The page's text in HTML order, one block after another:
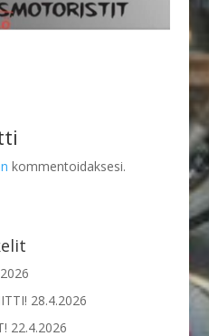
kommentoidaksesi.
28.4.2026
22.4.2026